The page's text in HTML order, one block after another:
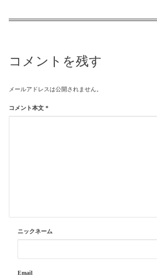
コメントを残す
メールアドレスは公開されません。
コメント本文 *
ニックネーム
Email